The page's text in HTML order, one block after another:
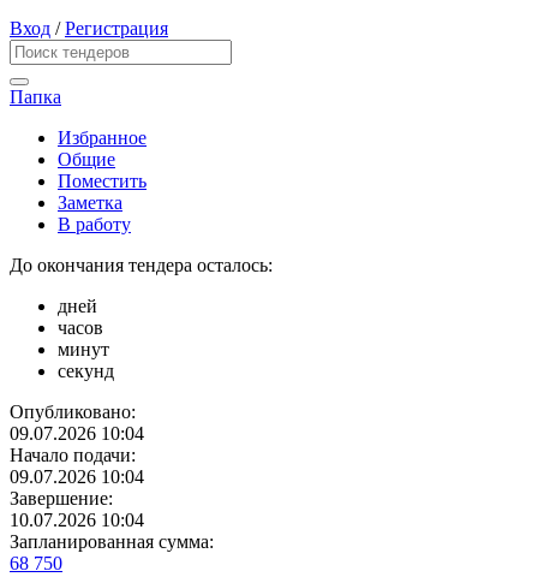
Вход /Регистрация
Папка
Избранное
Общие
Поместить
Заметка
В работу
До окончания тендера осталось:
дней
часов
минут
секунд
Опубликовано:
09.07.2026 10:04
Начало подачи:
09.07.2026 10:04
Завершение:
10.07.2026 10:04
Запланированная сумма:
68 750